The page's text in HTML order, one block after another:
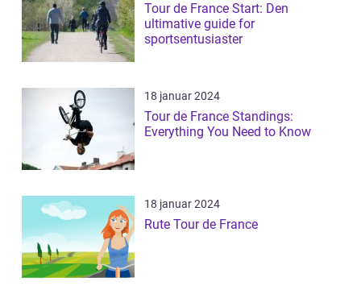
Tour de France Start: Den
ultimative guide for
sportsentusiaster
18 januar 2024
Tour de France Standings:
Everything You Need to Know
18 januar 2024
Rute Tour de France